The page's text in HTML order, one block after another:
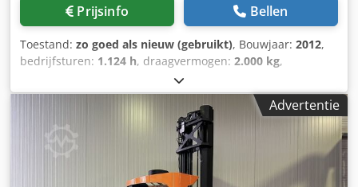
Prijsinfo Bellen
Toestand: zo goed als nieuw (gebruikt), Bouwjaar: 2012,
bedrijfsturen: 1.124 h, draagvermogen: 2.000 kg,
, Manufacturer + model:BT LPE
200 * EX * 3G / Zone 2 Pyroban ID:25020.6540 Cat.:Demo
Forks:1150 x 570 mm Capacity:2000 kg Year:2012
Hours:1124 hours Capacity:24 v / 300 ah - Bj 06 / 2020
Options:* EX * Atex - Pyroban !!!! Systeem = S6000 E
Csdozq Ubzopfx Agmjrf Gasgroep = IIB Type = 3G (
toegestaan in ZONE 2 ) Temp klasse = T3
Advertentie